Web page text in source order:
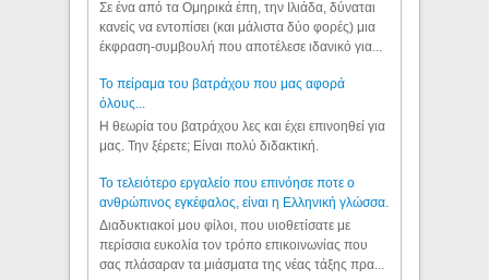
Σε ένα από τα Ομηρικά έπη, την Ιλιάδα, δύναται
κανείς να εντοπίσει (και μάλιστα δύο φορές) μια
έκφραση-συμβουλή που αποτέλεσε ιδανικό για...
Το πείραμα του βατράχου που μας αφορά
όλους...
Η θεωρία του βατράχου λες και έχει επινοηθεί για
μας. Την ξέρετε; Είναι πολύ διδακτική.
Το τελειότερο εργαλείο που επινόησε ποτε ο
ανθρώπινος εγκέφαλος, είναι η Ελληνική γλώσσα.
Διαδυκτιακοί μου φίλοι, που υιοθετίσατε με
περίσσια ευκολία τον τρόπο επικοινωνίας που
σας πλάσαραν τα μιάσματα της νέας τάξης πρα...